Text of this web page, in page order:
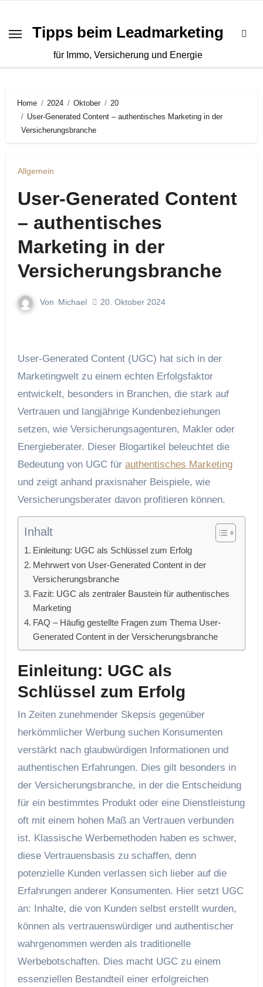
springenTipps beim Leadmarketing
für Immo, Versicherung und Energie
Home 2024 Oktober
20
User-Generated Content – authentisches Marketing in der
Versicherungsbranche
Allgemein
User-Generated Content
– authentisches
Marketing in der
Versicherungsbranche
Von Michael 20. Oktober 2024
User-Generated Content (UGC) hat sich in der
Marketingwelt zu einem echten Erfolgsfaktor
entwickelt, besonders in Branchen, die stark auf
Vertrauen und langjährige Kundenbeziehungen
setzen, wie Versicherungsagenturen, Makler oder
Energieberater. Dieser Blogartikel beleuchtet die
Bedeutung von UGC für authentisches Marketing
und zeigt anhand praxisnaher Beispiele, wie
Versicherungsberater davon profitieren können.
Inhalt
Einleitung: UGC als Schlüssel zum Erfolg
Mehrwert von User-Generated Content in der
Versicherungsbranche
Fazit: UGC als zentraler Baustein für authentisches
Marketing
FAQ – Häufig gestellte Fragen zum Thema User-
Generated Content in der Versicherungsbranche
Einleitung: UGC als
Schlüssel zum Erfolg
In Zeiten zunehmender Skepsis gegenüber
herkömmlicher Werbung suchen Konsumenten
verstärkt nach glaubwürdigen Informationen und
authentischen Erfahrungen. Dies gilt besonders in
der Versicherungsbranche, in der die Entscheidung
für ein bestimmtes Produkt oder eine Dienstleistung
oft mit einem hohen Maß an Vertrauen verbunden
ist. Klassische Werbemethoden haben es schwer,
diese Vertrauensbasis zu schaffen, denn
potenzielle Kunden verlassen sich lieber auf die
Erfahrungen anderer Konsumenten. Hier setzt UGC
an: Inhalte, die von Kunden selbst erstellt wurden,
können als vertrauenswürdiger und authentischer
wahrgenommen werden als traditionelle
Werbebotschaften. Dies macht UGC zu einem
essenziellen Bestandteil einer erfolgreichen